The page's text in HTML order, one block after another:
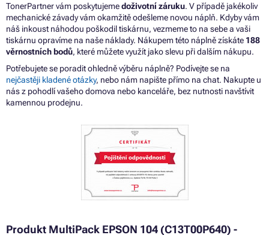
TonerPartner vám poskytujemedoživotní záruku. V případě jakékoliv
mechanické závady vám okamžitě odešleme novou náplň. Kdyby vám
náš inkoust náhodou poškodil tiskárnu, vezmeme to na sebe a vaši
tiskárnu opravíme na naše náklady. Nákupem této náplně získáte 188
věrnostních bodů, které můžete využít jako slevu při dalším nákupu.
Potřebujete se poradit ohledně výběru náplně? Podívejte se na
nejčastěji kladené otázky, nebo nám napište přímo na chat. Nakupte u
nás z pohodlí vašeho domova nebo kanceláře, bez nutnosti navštívit
kamennou prodejnu.
Produkt MultiPack EPSON 104 (C13T00P640) -